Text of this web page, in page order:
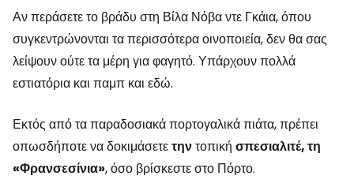
Αν περάσετε το βράδυ στη Βίλα Νόβα ντε Γκάια, όπου
συγκεντρώνονται τα περισσότερα οινοποιεία, δεν θα σας
λείψουν ούτε τα μέρη για φαγητό. Υπάρχουν πολλά
εστιατόρια και παμπ και εδώ.
Εκτός από τα παραδοσιακά πορτογαλικά πιάτα, πρέπει
οπωσδήποτε να δοκιμάσετετηντοπική σπεσιαλιτέ, τη
«Φρανσεσίνια», όσο βρίσκεστε στο Πόρτο.